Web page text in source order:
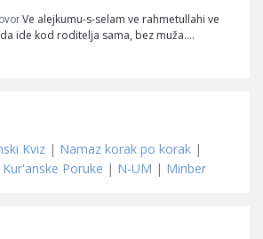
Ve alejkumu-s-selam ve rahmetullahi ve
ide kod roditelja sama, bez muža.…
Kviz | Namaz korak po korak |
Kur'anske Poruke | N-UM | Minber